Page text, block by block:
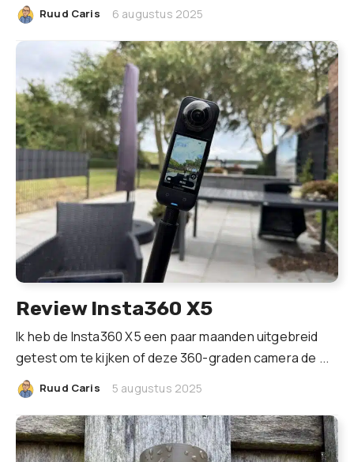
Ruud Caris 6 augustus 2025
Review Insta360 X5
Ik heb de Insta360 X5 een paar maanden uitgebreid
getest om te kijken of deze 360-graden camera de ...
Ruud Caris 5 augustus 2025